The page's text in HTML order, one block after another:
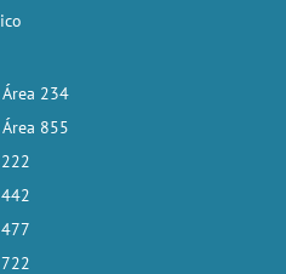
234
855